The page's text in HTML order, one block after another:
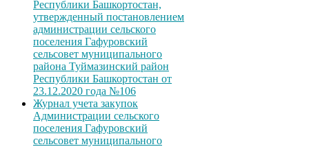
Республики Башкортостан,
утвержденный постановлением
администрации сельского
поселения Гафуровский
сельсовет муниципального
района Туймазинский район
Республики Башкортостан от
23.12.2020 года №106
Журнал учета закупок
Администрации сельского
поселения Гафуровский
сельсовет муниципального